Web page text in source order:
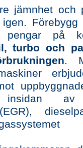
jämnhet och
Förebygg
pengar på
turbo och
.
av